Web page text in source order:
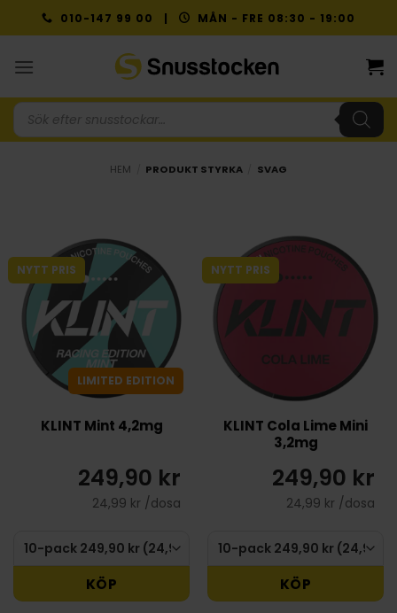
to
010-147 99 00 | MÅN - FRE 08:30 - 19:00
Produktsökning
HEM PRODUKT STYRKA SVAG
NYTT PRIS
LIMITED EDITION
KLINT Mint 4,2mg
249,90 kr
24,99 kr /dosa
KÖP
NYTT PRIS
KLINT Cola Lime Mini
3,2mg
249,90 kr
24,99 kr /dosa
KÖP